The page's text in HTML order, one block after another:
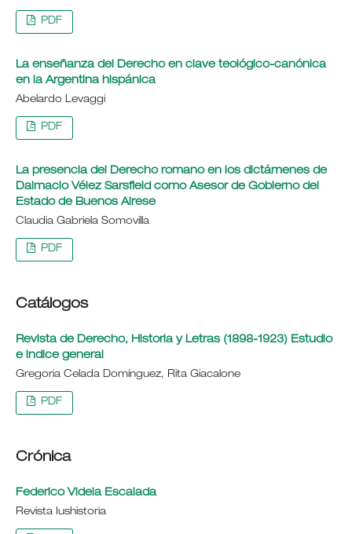
PDF
La enseñanza del Derecho en clave teológico-canónica
en la Argentina hispánica
Abelardo Levaggi
PDF
La presencia del Derecho romano en los dictámenes de
Dalmacio Vélez Sarsfield como Asesor de Gobierno del
Estado de Buenos Airese
Claudia Gabriela Somovilla
PDF
Catálogos
Revista de Derecho, Historia y Letras (1898-1923) Estudio
e indice general
Gregoria Celada Domínguez, Rita Giacalone
PDF
Crónica
Federico Videla Escalada
Revista Iushistoria